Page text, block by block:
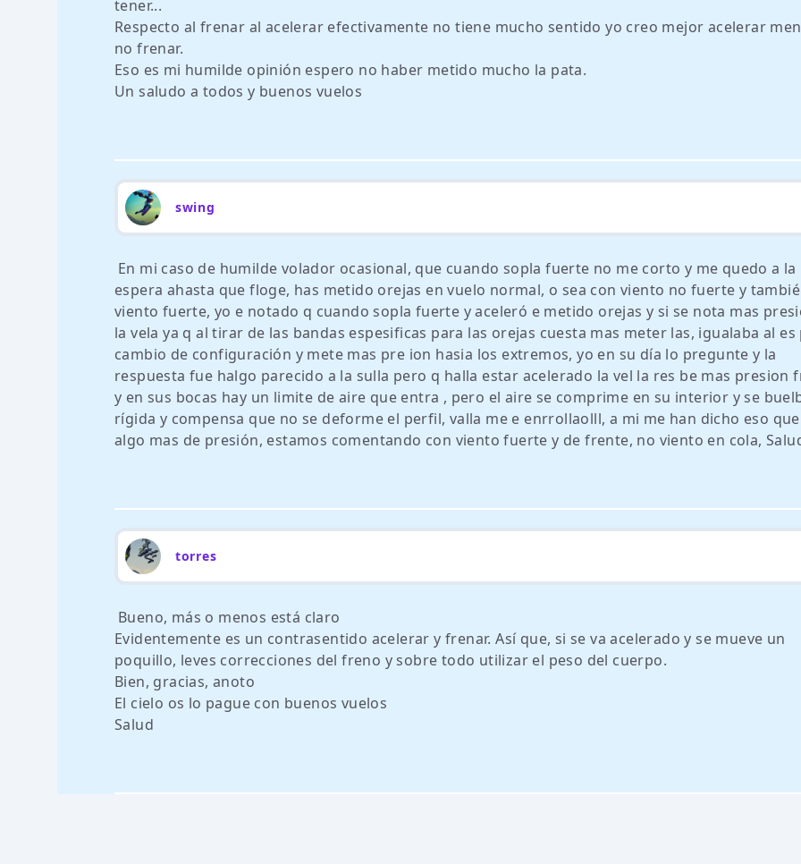
tener...
Respecto al frenar al acelerar efectivamente no tiene mucho sentido yo creo mejor acelerar
no frenar.
Eso es mi humilde opinión espero no haber metido mucho la pata.
Un saludo a todos y buenos vuelos
swing
En mi caso de humilde volador ocasional, que cuando sopla fuerte no me corto y me quedo a la
espera ahasta que floge, has metido orejas en vuelo normal, o sea con viento no fuerte y
viento fuerte, yo e notado q cuando sopla fuerte y aceleró e metido orejas y si se nota mas
la vela ya q al tirar de las bandas espesificas para las orejas cuesta mas meter las, igualaba al es
cambio de configuración y mete mas pre ion hasia los extremos, yo en su día lo pregunte y la
respuesta fue halgo parecido a la sulla pero q halla estar acelerado la vel la res be mas presion
y en sus bocas hay un limite de aire que entra , pero el aire se comprime en su interior y se
rígida y compensa que no se deforme el perfil, valla me e enrrollaolll, a mi me han dicho eso
algo mas de presión, estamos comentando con viento fuerte y de frente, no viento en cola,
torres
Bueno, más o menos está claro
Evidentemente es un contrasentido acelerar y frenar. Así que, si se va acelerado y se mueve un
poquillo, leves correcciones del freno y sobre todo utilizar el peso del cuerpo.
Bien, gracias, anoto
El cielo os lo pague con buenos vuelos
Salud